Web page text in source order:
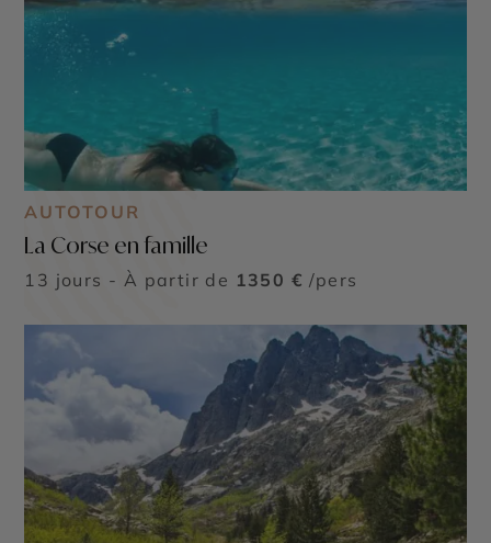
AUTOTOUR
La Corse en famille
13 jours - À partir de 1350 € /pers